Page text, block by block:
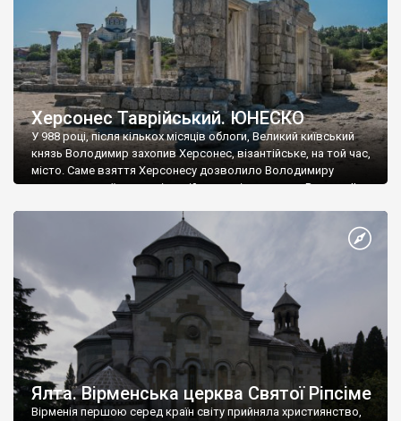
Херсонес Таврійський. ЮНЕСКО
У 988 році, після кількох місяців облоги, Великий київський
князь Володимир захопив Херсонес, візантійське, на той час,
місто. Саме взяття Херсонесу дозволило Володимиру
диктувати свої умови візантійському імператору Василю ІІ, та
Херсонесі Володимир-язичник, став Василем-християнином.
А потім було Хрещення Русі. На честь Херсонесу Таврійського
Ялта. Вірменська церква Святої Ріпсіме
Вірменія першою серед країн світу прийняла християнство,